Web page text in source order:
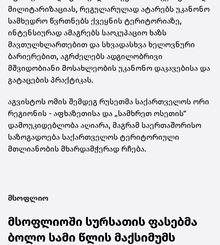
მილიტარიზაციას, რეგულარულად ატარებს უკანონო
სამხედრო წვრთნებს ქვეყნის ტერიტორიაზე,
ინტენსიურად ამაგრებს საოკუპაციო ხაზს
მავთულხლართებით და სხვადასხვა ხელოვნური
ბარიერებით, აგრძელებს ადგილობრივი
მშვიდობიანი მოსახლეობის უკანონო დაკავებისა და
გატაცების პრაქტიკას.
აგვისტოს ომის შემდეგ რუსეთმა საქართველოს ორი
რეგიონის - აფხაზეთისა და „სამხრეთ ოსეთის“
დამოუკიდებლობა აღიარა, მაგრამ საერთაშორისო
საზოგადოება საქართველოს ტერიტორიული
მთლიანობის მხარდამჭერად რჩება.
მსოფლიო
მსოფლიოში სურსათის ფასებმა
ბოლო სამი წლის მაქსიმუმს